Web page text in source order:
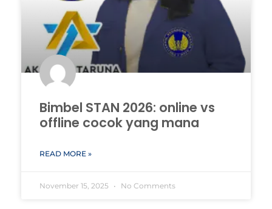
Bimbel STAN 2026: online vs
offline cocok yang mana
READ MORE »
November 15, 2025 No Comments